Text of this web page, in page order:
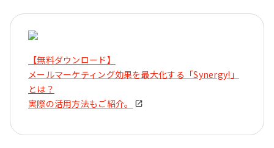
【無料ダウンロード】
メールマーケティング効果を最大化する「Synergy!」
とは？
実際の活用方法もご紹介。